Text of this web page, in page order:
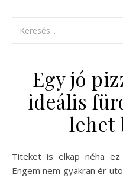
Egy jó
ideális
lehet
Titeket is elkap néha ez a haverok, buli, Fanta érzés?
Engem nem gyakran ér